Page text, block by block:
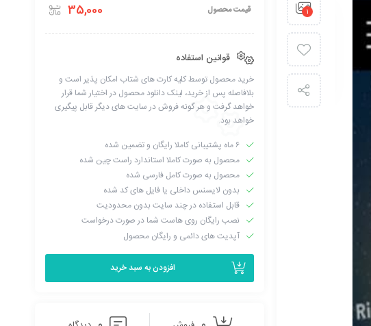
1 قیمت محصول 35,000
قوانین استفاده
خرید محصول توسط کلیه کارت های شتاب امکان پذیر است و
بلافاصله پس از خرید، لینک دانلود محصول در اختیار شما قرار
خواهد گرفت و هر گونه فروش در سایت های دیگر قابل پیگیری
خواهد بود.
۶ ماه پشتیبانی کاملا رایگان و تضمین شده
محصول به صورت کاملا استاندارد راست چین شده
محصول به صورت کامل فارسی شده
بدون لایسنس داخلی یا فایل های کد شده
قابل استفاده در چند سایت بدون محدودیت
نصب رایگان روی هاست شما در صورت درخواست
آپدیت های دائمی و رایگان محصول
افزودن به سبد خرید